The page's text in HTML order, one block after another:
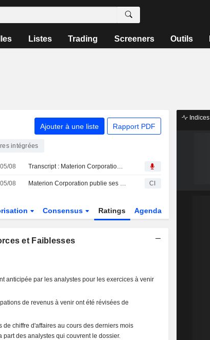
Listes Trading Screeners Outils
Ajouter à une liste Rapport PDF
intégrées
05/08 Transcript : Materion Corporation, Q2 2026 Earnings Call, Aug 05, 2026
05/08 Materion Corporation publie ses résultats pour le deuxième trimestre et le premier semestre clos le 3 juillet 2026 CI
Consensus Ratings Agenda
et Faiblesses
anticipée par les analystes pour les exercices à venir
de revenus à venir ont été révisées de
chiffre d'affaires au cours des derniers mois
des analystes qui couvrent le dossier.
Indices